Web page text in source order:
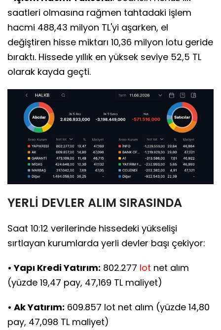
saatleri olmasına rağmen tahtadaki işlem
hacmi 488,43 milyon TL'yi aşarken, el
değiştiren hisse miktarı 10,36 milyon lotu geride
bıraktı. Hissede yıllık en yüksek seviye 52,5 TL
olarak kayda geçti.
YERLİ DEVLER ALIM SIRASINDA
Saat 10:12 verilerinde hissedeki yükselişi
sırtlayan kurumlarda yerli devler başı çekiyor:
• Yapı Kredi Yatırım: 802.277 lot net alım
(yüzde 19,47 pay, 47,169 TL maliyet)
• Ak Yatırım: 609.857 lot net alım (yüzde 14,80
pay, 47,098 TL maliyet)